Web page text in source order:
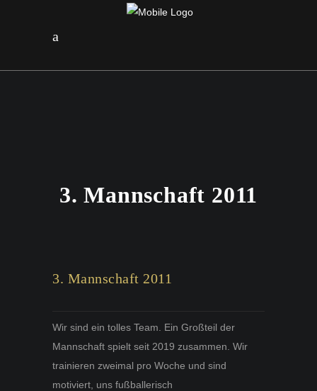
3. Mannschaft 2011
3. Mannschaft 2011
Wir sind ein tolles Team. Ein Großteil der
Mannschaft spielt seit 2019 zusammen. Wir
trainieren zweimal pro Woche und sind
motiviert, uns fußballerisch